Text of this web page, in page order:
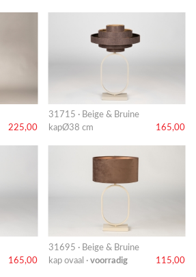
225,00
31715 · Beige & Bruine
kapØ38 cm
165,00
165,00
31695 · Beige & Bruine
kap ovaal · voorradig 115,00